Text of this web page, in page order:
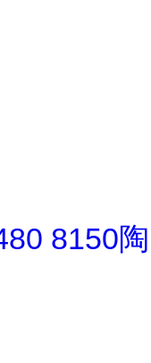
8150陶